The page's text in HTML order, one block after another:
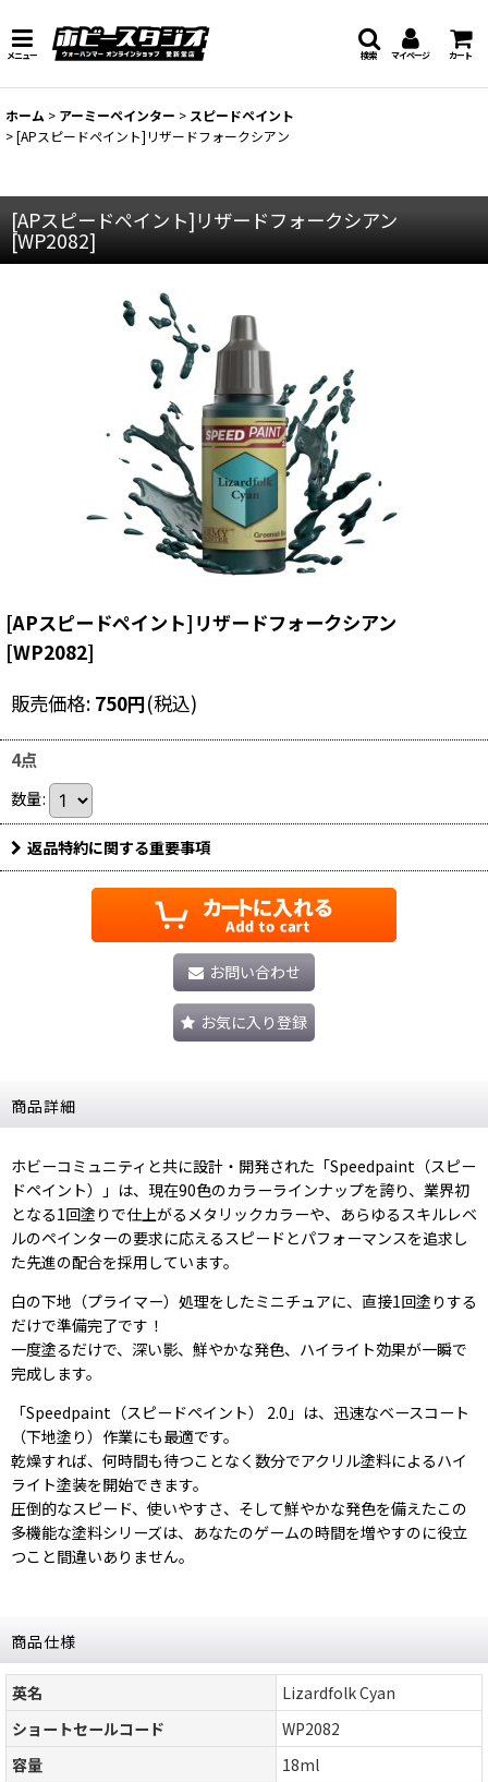
メニュー マイページ カート
検索
ホーム > アーミーペインター > スピードペイント
>[APスピードペイント]リザードフォークシアン
[APスピードペイント]リザードフォークシアン
[WP2082]
[APスピードペイント]リザードフォークシアン
[WP2082]
販売価格: 750円(税込)
4点
数量:
返品特約に関する重要事項
お問い合わせ
お気に入り登録
商品詳細
ホビーコミュニティと共に設計・開発された「Speedpaint（スピー
ドペイント）」は、現在90色のカラーラインナップを誇り、業界初
となる1回塗りで仕上がるメタリックカラーや、あらゆるスキルレベ
ルのペインターの要求に応えるスピードとパフォーマンスを追求し
た先進の配合を採用しています。
白の下地（プライマー）処理をしたミニチュアに、直接1回塗りする
だけで準備完了です！
一度塗るだけで、深い影、鮮やかな発色、ハイライト効果が一瞬で
完成します。
「Speedpaint（スピードペイント） 2.0」は、迅速なベースコート
（下地塗り）作業にも最適です。
乾燥すれば、何時間も待つことなく数分でアクリル塗料によるハイ
ライト塗装を開始できます。
圧倒的なスピード、使いやすさ、そして鮮やかな発色を備えたこの
多機能な塗料シリーズは、あなたのゲームの時間を増やすのに役立
つこと間違いありません。
商品仕様
英名
Lizardfolk Cyan
ショートセールコード
WP2082
容量
18ml